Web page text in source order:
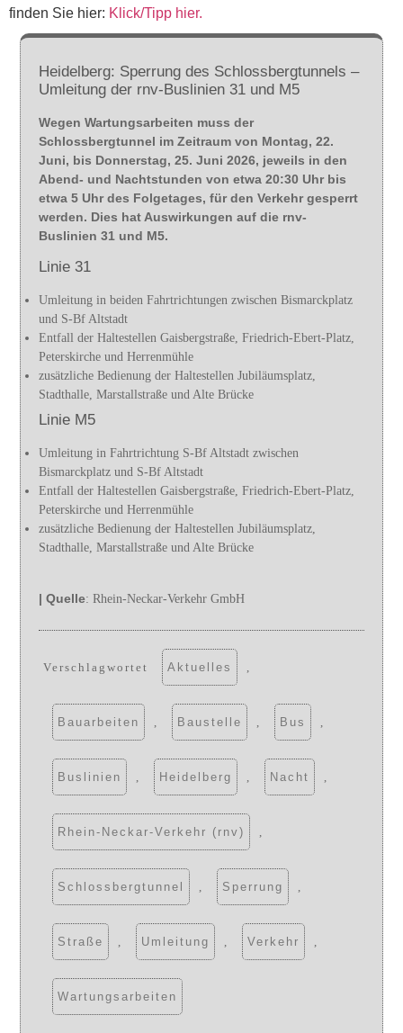
finden Sie hier: Klick/Tipp hier.
Heidelberg: Sperrung des Schlossbergtunnels –
Umleitung der rnv-Buslinien 31 und M5
Wegen Wartungsarbeiten muss der
Schlossbergtunnel im Zeitraum von Montag, 22.
Juni, bis Donnerstag, 25. Juni 2026, jeweils in den
Abend- und Nachtstunden von etwa 20:30 Uhr bis
etwa 5 Uhr des Folgetages, für den Verkehr gesperrt
werden. Dies hat Auswirkungen auf die rnv-
Buslinien 31 und M5.
Linie 31
Umleitung in beiden Fahrtrichtungen zwischen Bismarckplatz
und S-Bf Altstadt
Entfall der Haltestellen Gaisbergstraße, Friedrich-Ebert-Platz,
Peterskirche und Herrenmühle
zusätzliche Bedienung der Haltestellen Jubiläumsplatz,
Stadthalle, Marstallstraße und Alte Brücke
Linie M5
Umleitung in Fahrtrichtung S-Bf Altstadt zwischen
Bismarckplatz und S-Bf Altstadt
Entfall der Haltestellen Gaisbergstraße, Friedrich-Ebert-Platz,
Peterskirche und Herrenmühle
zusätzliche Bedienung der Haltestellen Jubiläumsplatz,
Stadthalle, Marstallstraße und Alte Brücke
| Quelle: Rhein-Neckar-Verkehr GmbH
Verschlagwortet Aktuelles
Bauarbeiten Baustelle Bus
Buslinien Heidelberg Nacht
Rhein-Neckar-Verkehr (rnv)
Schlossbergtunnel Sperrung
Straße Umleitung Verkehr
Wartungsarbeiten